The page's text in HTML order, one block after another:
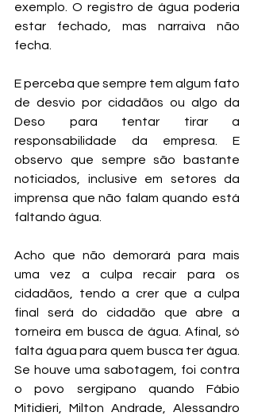
exemplo. O registro de água poderia
estar fechado, mas narraiva não
fecha.
E perceba que sempre tem algum fato
de desvio por cidadãos ou algo da
Deso para tentar tirar a
responsabilidade da empresa. E
observo que sempre são bastante
noticiados, inclusive em setores da
imprensa que não falam quando está
faltando água.
Acho que não demorará para mais
uma vez a culpa recair para os
cidadãos, tendo a crer que a culpa
final será do cidadão que abre a
torneira em busca de água. Afinal, só
falta água para quem busca ter água.
Se houve uma sabotagem, foi contra
o povo sergipano quando Fábio
Mitidieri, Milton Andrade, Alessandro